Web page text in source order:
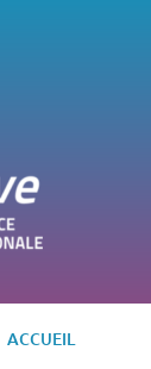
ACCUEIL